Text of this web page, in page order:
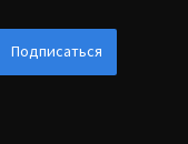
Подписаться